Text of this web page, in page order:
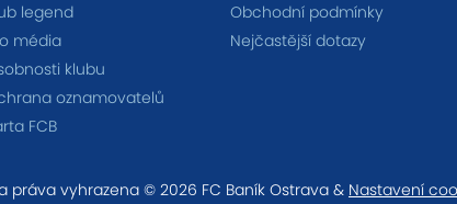
legend
média
klubu
oznamovatelů
FCB
Obchodní podmínky
Nejčastější dotazy
práva vyhrazena © 2026 FC Baník Ostrava & Nastavení